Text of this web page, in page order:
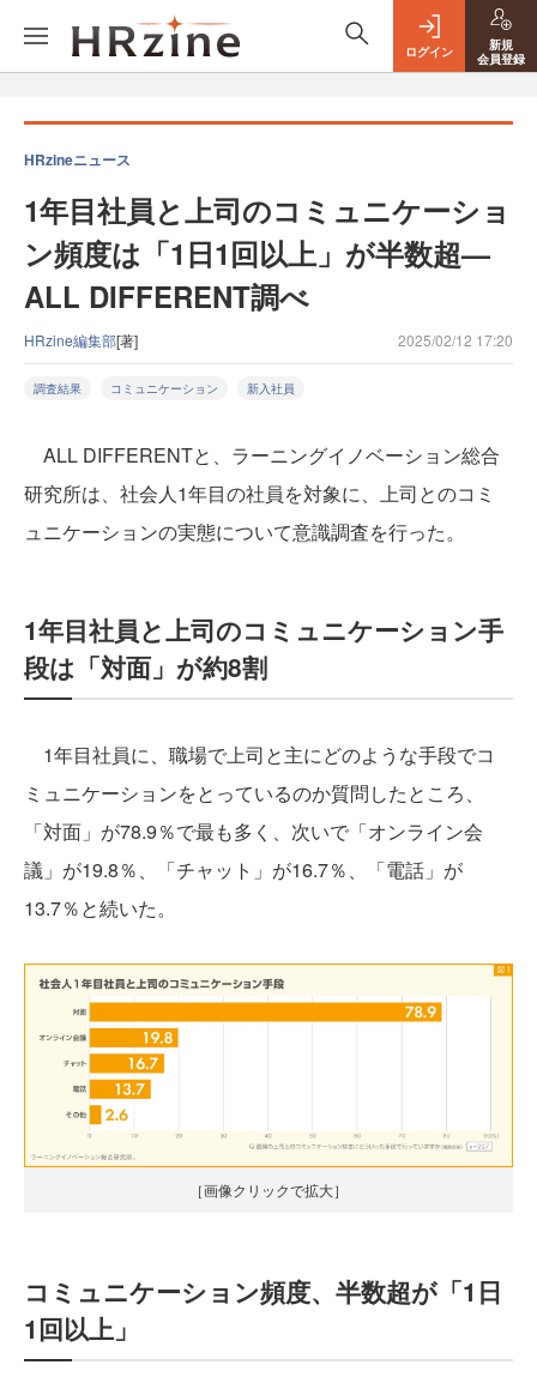
ログイン
新規
会員登録
HRzineニュース
1年目社員と上司のコミュニケーショ
ン頻度は「1日1回以上」が半数超—
ALL DIFFERENT調べ
HRzine編集部[著] 2025/02/12 17:20
調査結果 コミュニケーション 新入社員
ALL DIFFERENTと、ラーニングイノベーション総合
研究所は、社会人1年目の社員を対象に、上司とのコミ
ュニケーションの実態について意識調査を行った。
1年目社員と上司のコミュニケーション手
段は「対面」が約8割
1年目社員に、職場で上司と主にどのような手段でコ
ミュニケーションをとっているのか質問したところ、
「対面」が78.9％で最も多く、次いで「オンライン会
議」が19.8％、「チャット」が16.7％、「電話」が
13.7％と続いた。
［画像クリックで拡大］
コミュニケーション頻度、半数超が「1日
1回以上」